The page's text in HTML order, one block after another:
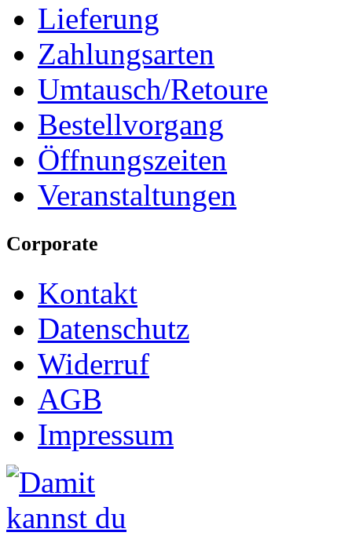
Lieferung
Zahlungsarten
Umtausch/Retoure
Bestellvorgang
Öffnungszeiten
Veranstaltungen
Corporate
Kontakt
Datenschutz
Widerruf
AGB
Impressum